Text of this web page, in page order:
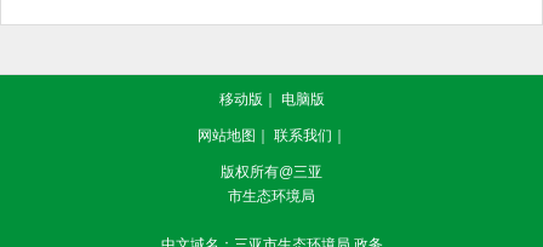
移动版 ｜ 电脑版
网站地图 ｜ 联系我们 ｜
版权所有@三亚
市生态环境局